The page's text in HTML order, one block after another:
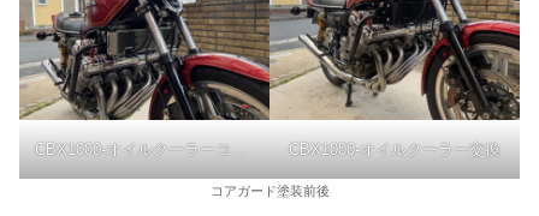
CBX1000-オイルクーラーコアガード塗装前 CBX1000-オイルクーラー交換
コアガード塗装前後